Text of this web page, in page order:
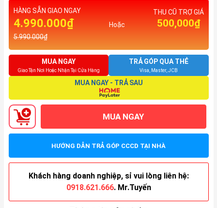
HÀNG SẴN GIAO NGAY
4.990.000₫
5.990.000₫
Hoặc
THU CŨ TRỢ GIÁ
500,000₫
MUA NGAY
Giao Tận Nơi Hoặc Nhận Tại Cửa Hàng
TRẢ GÓP QUA THẺ
Visa, Master, JCB
MUA NGAY - TRẢ SAU
MUA NGAY
HƯỚNG DẪN TRẢ GÓP CCCD TẠI NHÀ
Khách hàng doanh nghiệp, sỉ vui lòng liên hệ:
0918.621.666. Mr.Tuyến